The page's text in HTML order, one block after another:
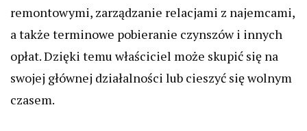
remontowymi, zarządzanie relacjami z najemcami,
a także terminowe pobieranie czynszów i innych
opłat. Dzięki temu właściciel może skupić się na
swojej głównej działalności lub cieszyć się wolnym
czasem.